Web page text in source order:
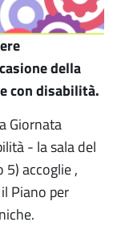
della
con disabilità.
Giornata
- la sala del
5) accoglie ,
Piano per